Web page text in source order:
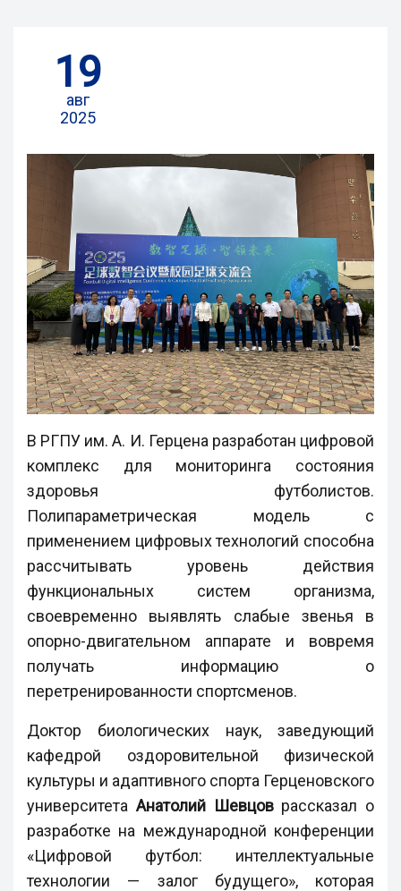
19
авг
2025
В РГПУ им. А. И. Герцена разработан цифровой
комплекс для мониторинга состояния
здоровья футболистов.
Полипараметрическая модель с
применением цифровых технологий способна
рассчитывать уровень действия
функциональных систем организма,
своевременно выявлять слабые звенья в
опорно-двигательном аппарате и вовремя
получать информацию о
перетренированности спортсменов.
Доктор биологических наук, заведующий
кафедрой оздоровительной физической
культуры и адаптивного спорта Герценовского
университета Анатолий Шевцоврассказал о
разработке на международной конференции
«Цифровой футбол: интеллектуальные
технологии — залог будущего», которая